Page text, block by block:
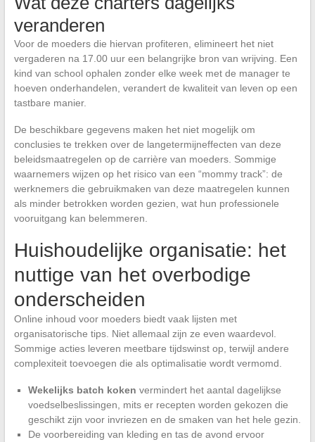
veranderen
Voor de moeders die hiervan profiteren, elimineert het niet
vergaderen na 17.00 uur een belangrijke bron van wrijving. Een
kind van school ophalen zonder elke week met de manager te
hoeven onderhandelen, verandert de kwaliteit van leven op een
tastbare manier.
De beschikbare gegevens maken het niet mogelijk om
conclusies te trekken over de langetermijneffecten van deze
beleidsmaatregelen op de carrière van moeders. Sommige
waarnemers wijzen op het risico van een “mommy track”: de
werknemers die gebruikmaken van deze maatregelen kunnen
als minder betrokken worden gezien, wat hun professionele
vooruitgang kan belemmeren.
Huishoudelijke organisatie: het
nuttige van het overbodige
onderscheiden
Online inhoud voor moeders biedt vaak lijsten met
organisatorische tips. Niet allemaal zijn ze even waardevol.
Sommige acties leveren meetbare tijdswinst op, terwijl andere
complexiteit toevoegen die als optimalisatie wordt vermomd.
Wekelijks batch koken vermindert het aantal dagelijkse
voedselbeslissingen, mits er recepten worden gekozen die
geschikt zijn voor invriezen en de smaken van het hele gezin.
De voorbereiding van kleding en tas de avond ervoor